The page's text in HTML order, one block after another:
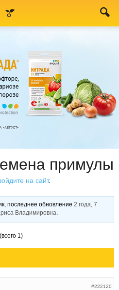
примулы
на сайт.
последнее обновление2 года, 7
Владимировна.
1)
#222120